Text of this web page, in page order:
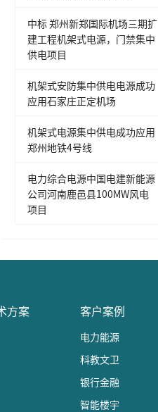
中标 郑州新郑国际机场三期扩
建工程机架式电源，门禁集中
供电项目
机架式安防集中供电电源成功
应用石家庄正定机场
机架式电源集中供电成功应用
郑州地铁4号线
电力综合电源中国电建新能源
公司河南鹿邑县100MW风电
项目
方案 客户案例
电力能源
科教文卫
银行金融
智能楼宇